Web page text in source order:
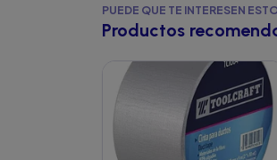
PUEDE QUE TE INTERESEN
Productos